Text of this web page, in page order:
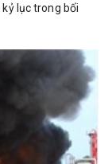
lục trong bối